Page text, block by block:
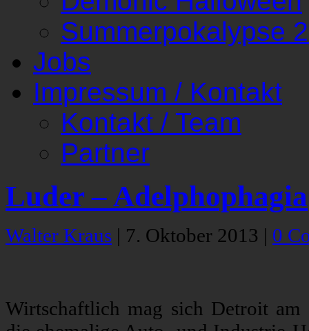
Summerpokalypse
Jobs
Impressum / Kontakt
Kontakt / Team
Partner
Luder – Adelphophagia
Walter Kraus | 7. Oktober 2013 | 0
Wirtschaftlich mag sich Detroit am